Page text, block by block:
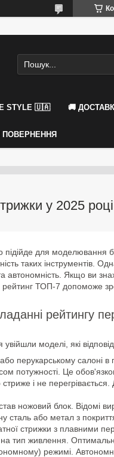
STYLE 🇺🇦 🚚
ПОВЕРНЕННЯ
у 2025 році
для моделювання
таких інструментів.
автономність. Якщо ви
ТОП-7 допоможе
рейтингу
моделі, які
перукарському салоні в
потужності. Це
і не перегрівається.
ножовий блок. Відомі
сталь або метал з
стрижки з плавними
на тип живлення.
режимі.